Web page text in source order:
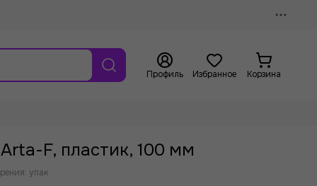
Профиль Избранное Корзина
F, пластик, 100 мм
упак